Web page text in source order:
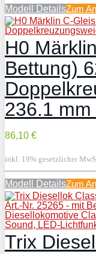
Modell DetailsZum
H0
Bettung)
236.1 mm
86,10 €
inkl. 19% gesetzlicher
Modell DetailsZum
Trix